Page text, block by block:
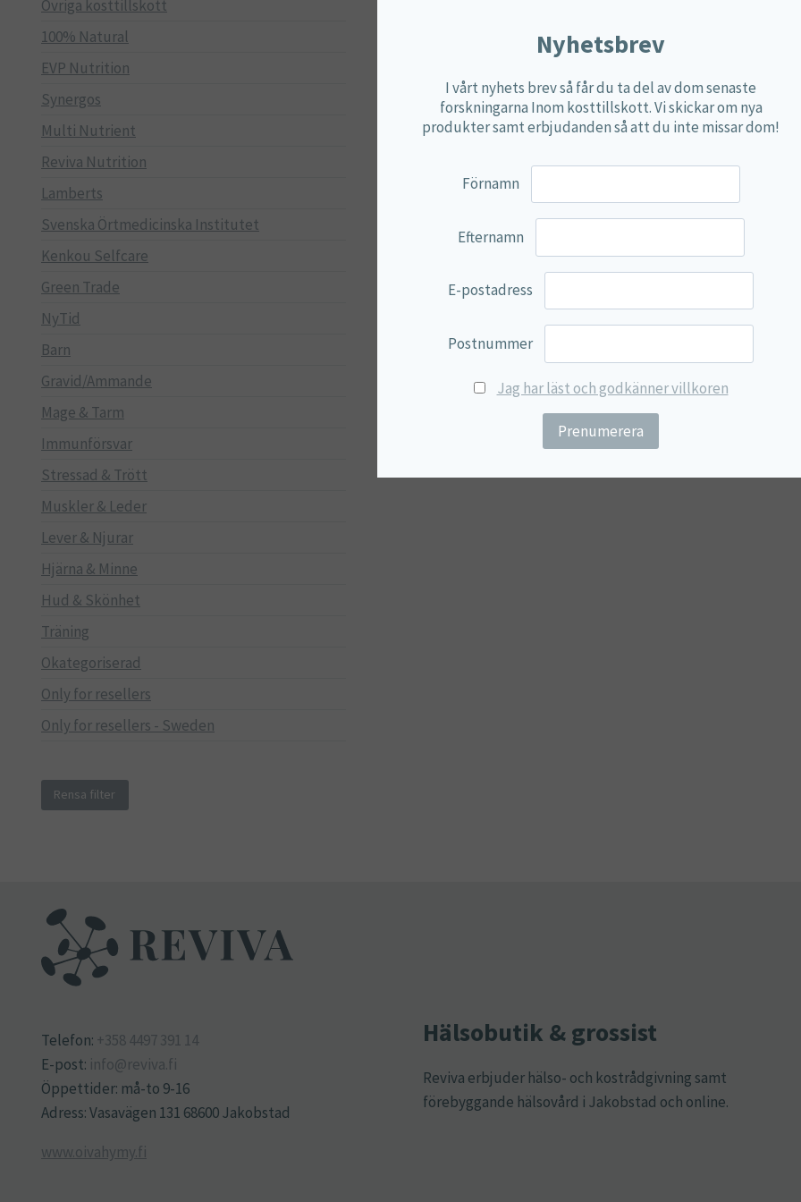
Övriga kosttillskott
100% Natural
EVP Nutrition
Synergos
Multi Nutrient
Reviva Nutrition
Lamberts
Svenska Örtmedicinska Institutet
Kenkou Selfcare
Green Trade
NyTid
Barn
Gravid/Ammande
Mage & Tarm
Immunförsvar
Stressad & Trött
Muskler & Leder
Lever & Njurar
Hjärna & Minne
Hud & Skönhet
Träning
Okategoriserad
Only for resellers
Only for resellers - Sweden
Rensa filter
Telefon: +358 4497 391 14
E-post: info@reviva.fi
Öppettider: må-to 9-16
Adress: Vasavägen 131 68600 Jakobstad
www.oivahymy.fi
Hälsobutik & grossist
Reviva erbjuder hälso- och kostrådgivning samt
förebyggande hälsovård i Jakobstad och online.
Nyhetsbrev
I vårt nyhets brev så får du ta del av dom senaste
forskningarna Inom kosttillskott. Vi skickar om nya
produkter samt erbjudanden så att du inte missar dom!
Förnamn
Efternamn
E-postadress
Postnummer
Jag har läst och godkänner villkoren